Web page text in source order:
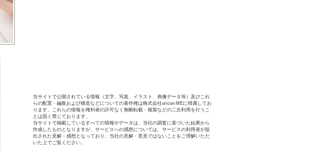
当サイトで公開されている情報（文字、写真、イラスト、画像データ等）及びこれ
らの配置・編集および構造などについての著作権は株式会社oricon MEに帰属してお
ります。これらの情報を権利者の許可なく無断転載・複製などの二次利用を行うこ
とは固く禁じております。
当サイトで掲載しているすべての情報やデータは、当社の調査に基づいた結果から
作成したものとなりますが、サービスへの感想については、サービスの利用者が提
出された見解・感想となっており、当社の見解・意見ではないことをご理解いただ
いた上でご覧ください。